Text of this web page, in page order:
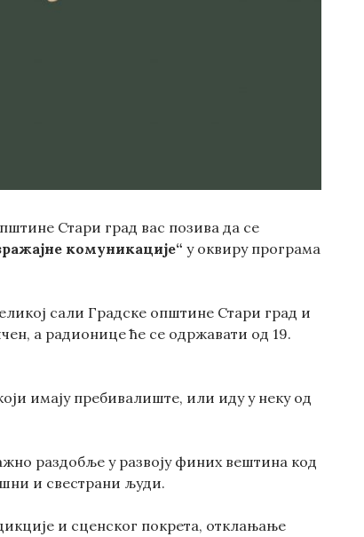
Стари град вас позива да се
комуникације“ у оквиру програма
сали Градске општине Стари град и
а радионице ће се одржавати од 19.
имају пребивалиште, или иду у неку од
раздобље у развоју финих вештина код
и свестрани људи.
и сценског покрета, отклањање